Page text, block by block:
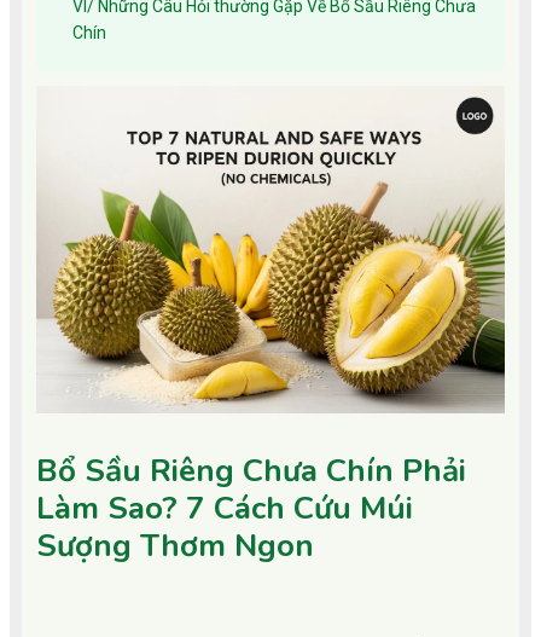
VI/ Những Câu Hỏi thường Gặp Về Bổ Sầu Riêng Chưa
Chín
Bổ Sầu Riêng Chưa Chín Phải
Làm Sao? 7 Cách Cứu Múi
Sượng Thơm Ngon